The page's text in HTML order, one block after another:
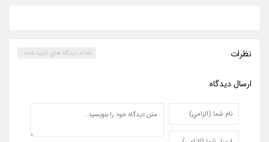
نظرات تعداد ديدگاه هاي تاييد شده :
ارسال ديدگاه